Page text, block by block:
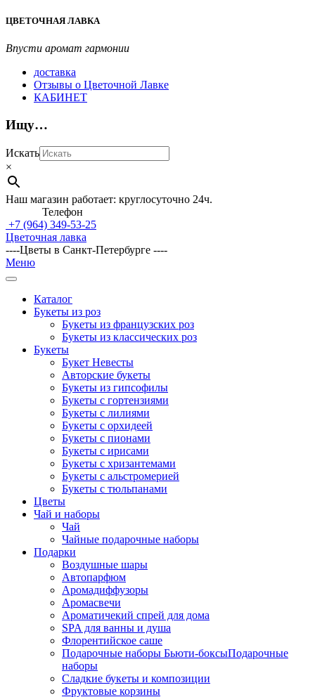
Перейти
содержимому
ЦВЕТОЧНАЯ ЛАВКА
Впусти аромат гармонии
доставка
Отзывы о Цветочной Лавке
КАБИНЕТ
Ищу…
Искать
×
Наш магазин работает: круглосуточно 24ч.
Телефон
+7 (964) 349-53-25
Цветочная лавка
----Цветы в Санкт-Петербурге ----
Главное
навигационное
Меню
Каталог
Букеты из роз
Букеты из французских роз
Букеты из классических роз
Букеты
Букет Невесты
Авторские букеты
Букеты из гипсофилы
Букеты с гортензиями
Букеты с лилиями
Букеты с орхидеей
Букеты с пионами
Букеты с ирисами
Букеты с хризантемами
Букеты с альстромерией
Букеты с тюльпанами
Цветы
Чай и наборы
Чай
Чайные подарочные наборы
Подарки
Воздушные шары
Автопарфюм
Аромадиффузоры
Аромасвечи
Ароматичекий спрей для дома
SPA для ванны и душа
Флорентийское саше
Подарочные наборы Бьюти-боксыПодарочные
наборы
Сладкие букеты и композиции
Фруктовые корзины